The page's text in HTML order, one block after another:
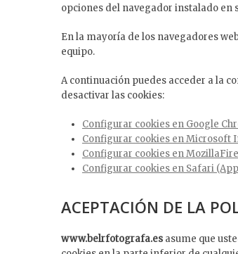
opciones del navegador instalado en
En la mayoría de los navegadores
equipo.
A continuación puedes acceder a la
desactivar las cookies:
Configurar cookies en Google
Configurar cookies en Microsoft
Configurar cookies en
Configurar cookies en Safari
ACEPTACIÓN DE LA
www.belrfotografa.es asume que